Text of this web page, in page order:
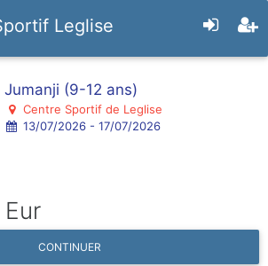
Leglise
Jumanji (9-12 ans)
Centre Sportif de Leglise
13/07/2026 - 17/07/2026
CONTINUER